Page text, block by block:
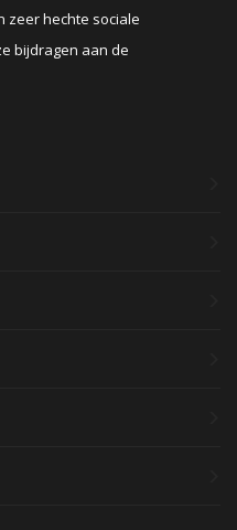
zeer hechte sociale
bijdragen aan de